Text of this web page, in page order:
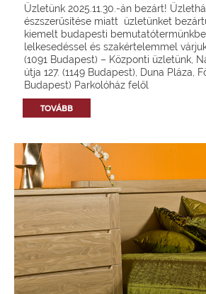
Üzletünk 2025.11.30.-án bezárt!
észszerűsítése miatt üzletünket
kiemelt budapesti
lelkesedéssel és szakértelemmel
(1091 Budapest) – Központi üzletünk,
útja 127. (1149 Budapest), Duna Pláza,
Budapest) Parkolóház felől
TOVÁBB